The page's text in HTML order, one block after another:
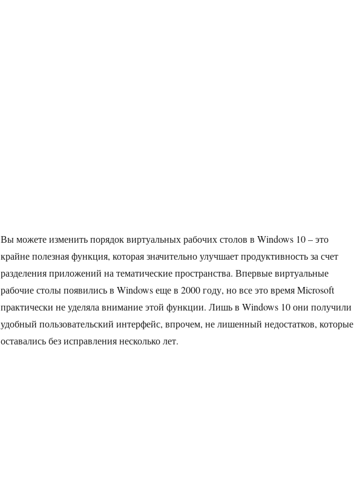
Вы можете изменить порядок виртуальных рабочих столов в Windows 10 – это
крайне полезная функция, которая значительно улучшает продуктивность за счет
разделения приложений на тематические пространства. Впервые виртуальные
рабочие столы появились в Windows еще в 2000 году, но все это время Microsoft
практически не уделяла внимание этой функции. Лишь в Windows 10 они получили
удобный пользовательский интерфейс, впрочем, не лишенный недостатков, которые
оставались без исправления несколько лет.